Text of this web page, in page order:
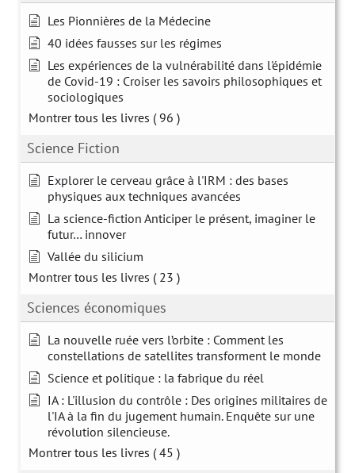
Les Pionnières de la Médecine
40 idées fausses sur les régimes
Les expériences de la vulnérabilité dans l'épidémie
de Covid-19 : Croiser les savoirs philosophiques et
sociologiques
Montrer tous les livres ( 96 )
Science Fiction
Explorer le cerveau grâce à l'IRM : des bases
physiques aux techniques avancées
La science-fiction Anticiper le présent, imaginer le
futur… innover
Vallée du silicium
Montrer tous les livres ( 23 )
Sciences économiques
La nouvelle ruée vers l’orbite : Comment les
constellations de satellites transforment le monde
Science et politique : la fabrique du réel
IA : L'illusion du contrôle : Des origines militaires de
l'IA à la fin du jugement humain. Enquête sur une
révolution silencieuse.
Montrer tous les livres ( 45 )